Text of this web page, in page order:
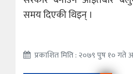
समय दिएकी थिइन् ।
प्रकाशित मिति : २०७९ पुष १० गते